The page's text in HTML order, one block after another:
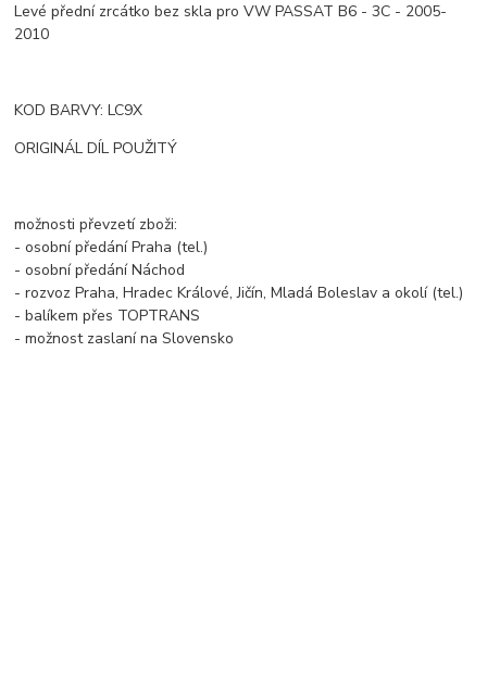
Levé přední zrcátko bez skla pro VW PASSAT B6 - 3C - 2005-
2010
KOD BARVY: LC9X
ORIGINÁL DÍL POUŽITÝ
možnosti převzetí zboži:
- osobní předání Praha (tel.)
- osobní předání Náchod
- rozvoz Praha, Hradec Králové, Jičín, Mladá Boleslav a okolí (tel.)
- balíkem přes TOPTRANS
- možnost zaslaní na Slovensko